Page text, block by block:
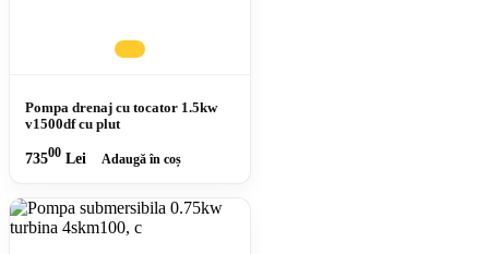
Pompa drenaj cu tocator 1.5kw
v1500df cu plut
73500 Lei Adaugă în coș